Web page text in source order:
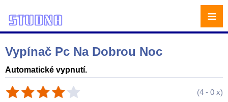
Vypínač Pc Na Dobrou Noc
Automatické vypnutí.
(4 - 0 x)
≡